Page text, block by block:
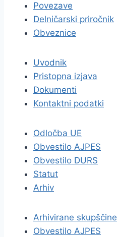
Povezave
Delničarski priročnik
Obveznice
Uvodnik
Pristopna izjava
Dokumenti
Kontaktni podatki
Odločba UE
Obvestilo AJPES
Obvestilo DURS
Statut
Arhiv
Arhivirane skupščine
Obvestilo AJPES